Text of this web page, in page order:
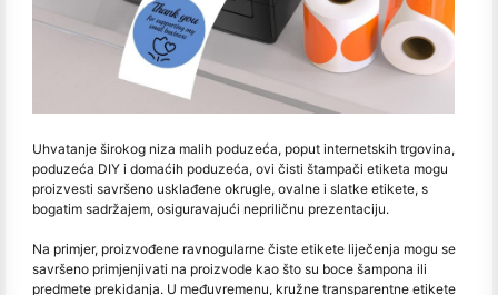
Uhvatanje širokog niza malih poduzeća, poput internetskih trgovina,
poduzeća DIY i domaćih poduzeća, ovi čisti štampači etiketa mogu
proizvesti savršeno usklađene okrugle, ovalne i slatke etikete, s
bogatim sadržajem, osiguravajući nepriličnu prezentaciju.
Na primjer, proizvođene ravnogularne čiste etikete liječenja mogu se
savršeno primjenjivati na proizvode kao što su boce šampona ili
predmete prekidanja. U međuvremenu, kružne transparentne etikete